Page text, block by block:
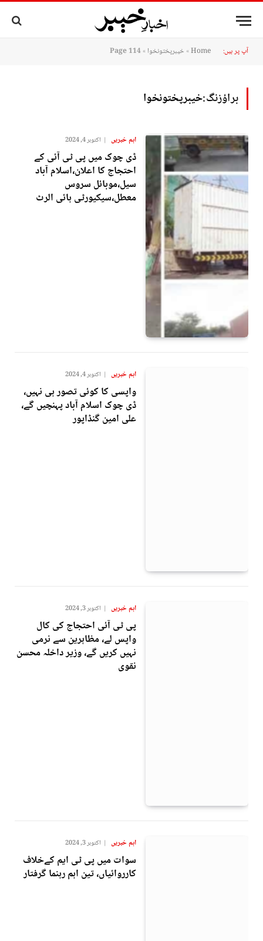
آپ پر ہیں: Home
» خیبرپختونخوا»
Page 114
براؤزنگ:خیبرپختونخوا
اہم خبریں اکتوبر 4, 2024
ڈی چوک میں پی ٹی آئی کے
احتجاج کا اعلان،اسلام آباد
سیل،موبائل سروس
معطل،سیکیورٹی ہائی الرٹ
اہم خبریں اکتوبر 4, 2024
واپسی کا کوئی تصور ہی نہیں،
ڈی چوک اسلام آباد پہنچیں گے،
علی امین گنڈاپور
اہم خبریں اکتوبر 3, 2024
پی ٹی آئی احتجاج کی کال
واپس لے، مظاہرین سے نرمی
نہیں کریں گے، وزیر داخلہ محسن
نقوی
اہم خبریں اکتوبر 3, 2024
سوات میں پی ٹی ایم کےخلاف
کارروائیاں، تین اہم رہنما گرفتار